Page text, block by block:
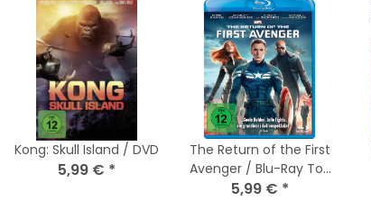
Kong: Skull Island / DVD
5,99 € *
The Return of the First
Avenger / Blu-Ray Top
Zustand
5,99 € *